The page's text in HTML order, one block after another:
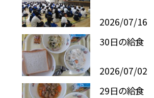
2026/07/16
30日の給食
2026/07/02
29日の給食